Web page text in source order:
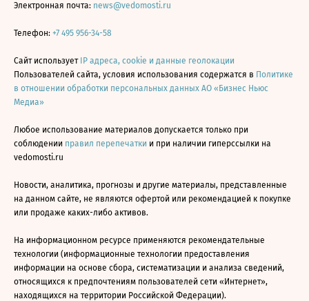
Электронная почта: news@vedomosti.ru
Телефон: +7 495 956-34-58
Сайт использует IP адреса, cookie и данные геолокации
Пользователей сайта, условия использования содержатся в Политике
в отношении обработки персональных данных АО «Бизнес Ньюс
Медиа»
Любое использование материалов допускается только при
соблюдении правил перепечатки и при наличии гиперссылки на
vedomosti.ru
Новости, аналитика, прогнозы и другие материалы, представленные
на данном сайте, не являются офертой или рекомендацией к покупке
или продаже каких-либо активов.
На информационном ресурсе применяются рекомендательные
технологии (информационные технологии предоставления
информации на основе сбора, систематизации и анализа сведений,
относящихся к предпочтениям пользователей сети «Интернет»,
находящихся на территории Российской Федерации).